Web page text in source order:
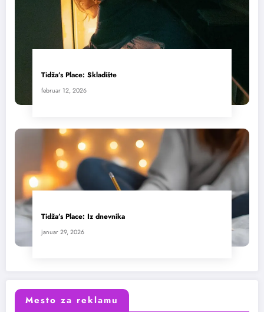
Tidža’s Place: Skladište
februar 12, 2026
Tidža’s Place: Iz dnevnika
januar 29, 2026
Mesto za reklamu